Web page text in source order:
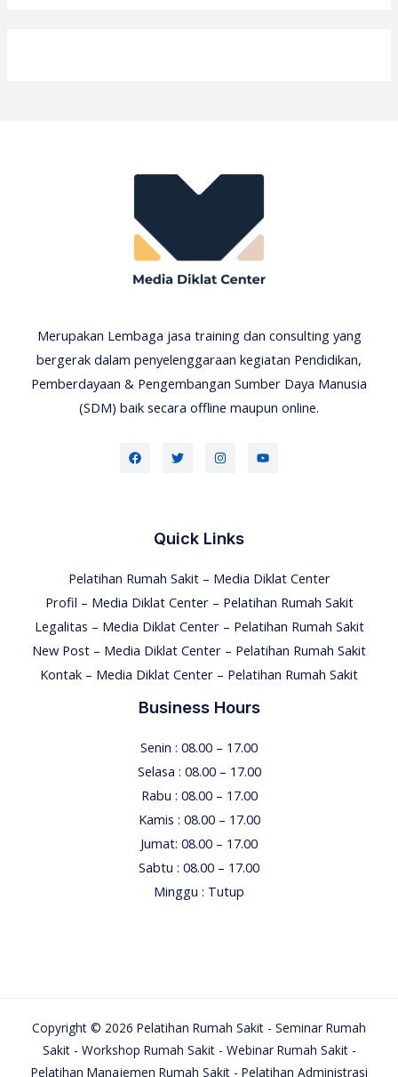
Merupakan Lembaga jasa training dan consulting yang
bergerak dalam penyelenggaraan kegiatan Pendidikan,
Pemberdayaan & Pengembangan Sumber Daya Manusia
(SDM) baik secara offline maupun online.
Quick Links
Pelatihan Rumah Sakit – Media Diklat Center
Profil – Media Diklat Center – Pelatihan Rumah Sakit
Legalitas – Media Diklat Center – Pelatihan Rumah Sakit
New Post – Media Diklat Center – Pelatihan Rumah Sakit
Kontak – Media Diklat Center – Pelatihan Rumah Sakit
Business Hours
Senin : 08.00 – 17.00
Selasa : 08.00 – 17.00
Rabu : 08.00 – 17.00
Kamis : 08.00 – 17.00
Jumat: 08.00 – 17.00
Sabtu : 08.00 – 17.00
Minggu : Tutup
Copyright © 2026 Pelatihan Rumah Sakit - Seminar Rumah
Sakit - Workshop Rumah Sakit - Webinar Rumah Sakit -
Pelatihan Manajemen Rumah Sakit - Pelatihan Administrasi